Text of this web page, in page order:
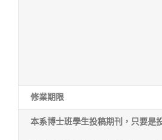
修業期限
本系博士班學生投稿期刊，只要是